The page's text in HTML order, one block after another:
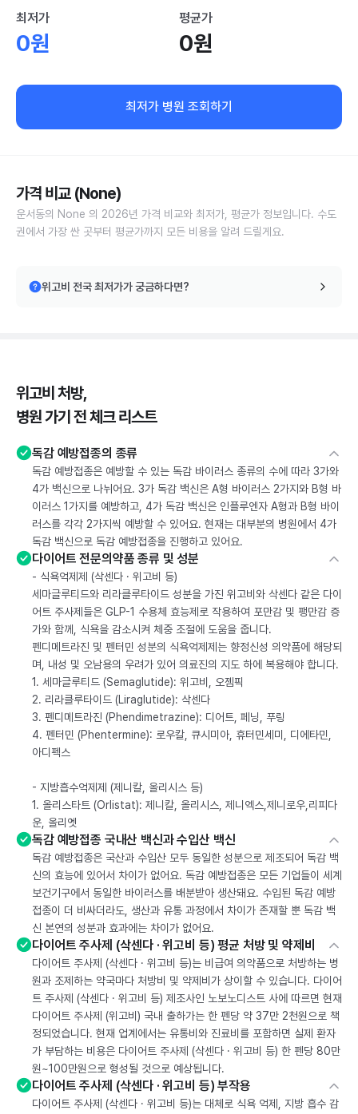
최저가
0원
평균가
0원
최저가 병원 조회하기
가격 비교 (None)
운서동의 None 의 2026년 가격 비교와 최저가, 평균가 정보입니다. 수도
권에서 가장 싼 곳부터 평균가까지 모든 비용을 알려 드릴게요.
위고비 전국 최저가가 궁금하다면?
위고비 처방,
병원 가기 전 체크 리스트
독감 예방접종의 종류
독감 예방접종은 예방할 수 있는 독감 바이러스 종류의 수에 따라 3가와
4가 백신으로 나뉘어요. 3가 독감 백신은 A형 바이러스 2가지와 B형 바
이러스 1가지를 예방하고, 4가 독감 백신은 인플루엔자 A형과 B형 바이
러스를 각각 2가지씩 예방할 수 있어요. 현재는 대부분의 병원에서 4가
독감 백신으로 독감 예방접종을 진행하고 있어요.
다이어트 전문의약품 종류 및 성분
- 식욕억제제 (삭센다 · 위고비 등)
세마글루티드와 리라클루타이드 성분을 가진 위고비와 삭센다 같은 다이
어트 주사제들은 GLP-1 수용체 효능제로 작용하여 포만감 및 팽만감 증
가와 함께, 식욕을 감소시켜 체중 조절에 도움을 줍니다.
펜디메트라진 및 펜터민 성분의 식욕억제제는 향정신성 의약품에 해당되
며, 내성 및 오남용의 우려가 있어 의료진의 지도 하에 복용해야 합니다.
1. 세마글루티드 (Semaglutide): 위고비, 오젬픽
2. 리라클루타이드 (Liraglutide): 삭센다
3. 펜디메트라진 (Phendimetrazine): 디어트, 페닝, 푸링
4. 펜터민 (Phentermine): 로우칼, 큐시미아, 휴터민세미, 디에타민,
아디펙스
- 지방흡수억제제 (제니칼, 올리시스 등)
1. 올리스타트 (Orlistat): 제니칼, 올리시스, 제니엑스,제니로우,리피다
운, 올리엣
독감 예방접종 국내산 백신과 수입산 백신
독감 예방접종은 국산과 수입산 모두 동일한 성분으로 제조되어 독감 백
신의 효능에 있어서 차이가 없어요. 독감 예방접종은 모든 기업들이 세계
보건기구에서 동일한 바이러스를 배분받아 생산돼요. 수입된 독감 예방
접종이 더 비싸더라도, 생산과 유통 과정에서 차이가 존재할 뿐 독감 백
신 본연의 성분과 효과에는 차이가 없어요.
다이어트 주사제 (삭센다 · 위고비 등) 평균 처방 및 약제비
다이어트 주사제 (삭센다 · 위고비 등)는 비급여 의약품으로 처방하는 병
원과 조제하는 약국마다 처방비 및 약제비가 상이할 수 있습니다. 다이어
트 주사제 (삭센다 · 위고비 등) 제조사인 노보노디스트 사에 따르면 현재
다이어트 주사제 (위고비) 국내 출하가는 한 펜당 약 37만 2천원으로 책
정되었습니다. 현재 업계에서는 유통비와 진료비를 포함하면 실제 환자
가 부담하는 비용은 다이어트 주사제 (삭센다 · 위고비 등) 한 펜당 80만
원~100만원으로 형성될 것으로 예상됩니다.
다이어트 주사제 (삭센다 · 위고비 등) 부작용
다이어트 주사제 (삭센다 · 위고비 등)는 대체로 식욕 억제, 지방 흡수 감